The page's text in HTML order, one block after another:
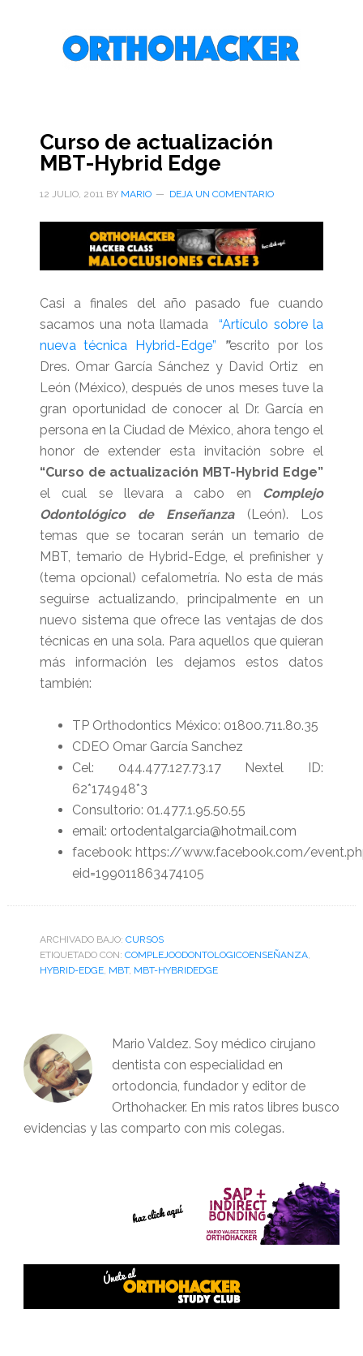
Curso de actualización
MBT-Hybrid Edge
12 JULIO, 2011BY MARIO DEJA UN COMENTARIO
Casi a finales del año pasado fue cuando
sacamos una nota llamada“Artículo sobre la
nueva técnica Hybrid-Edge”
”escrito por los
Dres. Omar García Sánchez y David Ortiz en
León (México), después de unos meses tuve la
gran oportunidad de conocer al Dr. García en
persona en la Ciudad de México, ahora tengo el
honor de extender esta invitación sobre el
“Curso de actualización MBT-Hybrid Edge”
el cual se llevara a cabo en Complejo
Odontológico de Enseñanza(León). Los
temas que se tocaran serán un temario de
MBT, temario de Hybrid-Edge, el prefinisher y
(tema opcional) cefalometría. No esta de más
seguirse actualizando, principalmente en un
nuevo sistema que ofrece las ventajas de dos
técnicas en una sola. Para aquellos que quieran
más información les dejamos estos datos
también:
TP Orthodontics México: 01800.711.80.35
CDEO Omar García Sanchez
Cel: 044.477.127.73.17 Nextel ID:
62*174948*3
Consultorio: 01.477.1.95.50.55
email: ortodentalgarcia@hotmail.com
facebook: https://www.facebook.com/
eid=199011863474105
ARCHIVADO BAJO: CURSOS
ETIQUETADO CON: COMPLEJOODONTOLOGICOENSEÑANZA,
HYBRID-EDGE, MBT, MBT-HYBRIDEDGE
Mario Valdez. Soy médico cirujano
dentista con especialidad en
ortodoncia, fundador y editor de
Orthohacker. En mis ratos libres busco
evidencias y las comparto con mis colegas.